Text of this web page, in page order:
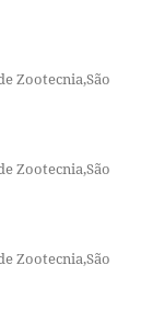
Zootecnia,São
Zootecnia,São
Zootecnia,São